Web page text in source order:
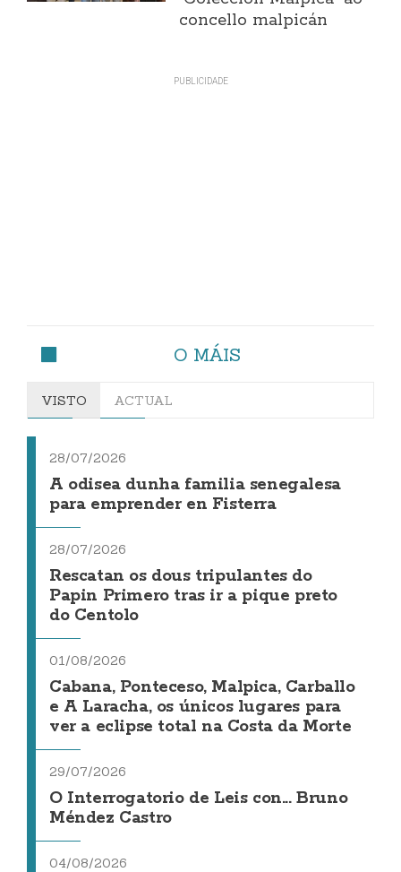
concello malpicán
O MÁIS
VISTO ACTUAL
28/07/2026
A odisea dunha familia senegalesa
para emprender en Fisterra
28/07/2026
Rescatan os dous tripulantes do
Papin Primero tras ir a pique preto
do Centolo
01/08/2026
Cabana, Ponteceso, Malpica, Carballo
e A Laracha, os únicos lugares para
ver a eclipse total na Costa da Morte
29/07/2026
O Interrogatorio de Leis con... Bruno
Méndez Castro
04/08/2026